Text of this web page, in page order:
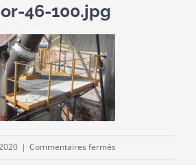
46-100.jpg
| Commentaires fermés